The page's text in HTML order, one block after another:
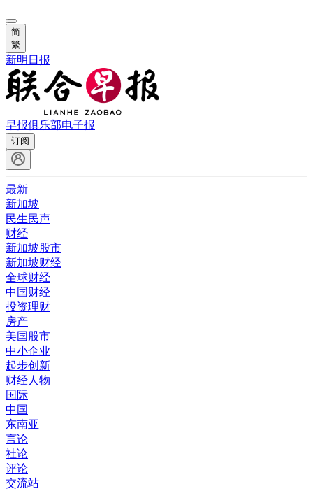
简
繁
新明日报
早报俱乐部电子报
订阅
最新
新加坡
民生民声
财经
新加坡股市
新加坡财经
全球财经
中国财经
投资理财
房产
美国股市
中小企业
起步创新
财经人物
国际
中国
东南亚
言论
社论
评论
交流站